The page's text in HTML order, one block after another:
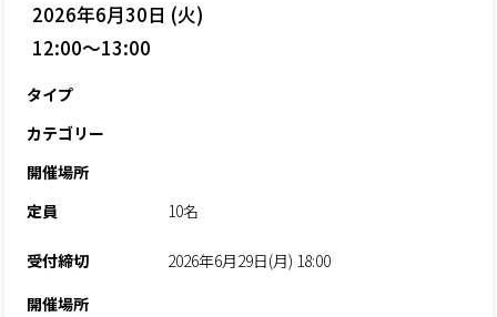
2026年6月30日 (火)
12:00～13:00
タイプ
カテゴリー
開催場所
定員
10名
受付締切
2026年6月29日(月) 18:00
開催場所